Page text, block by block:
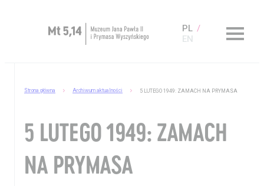
PL
EN
Zaplanuj wizytę
Muzeum dostępne
Kup bilet
Strona główna Archiwum aktualności 5 LUTEGO 1949: ZAMACH NA PRYMASA
5 LUTEGO 1949: ZAMACH
NA PRYMASA